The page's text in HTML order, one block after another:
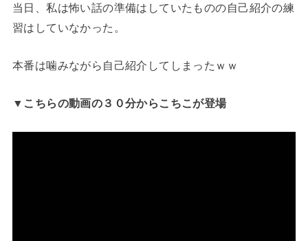
当日、私は怖い話の準備はしていたものの自己紹介の練
習はしていなかった。
本番は噛みながら自己紹介してしまったｗｗ
▼こちらの動画の３０分からこちこが登場